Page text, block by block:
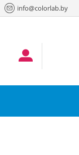
info@colorlab.by